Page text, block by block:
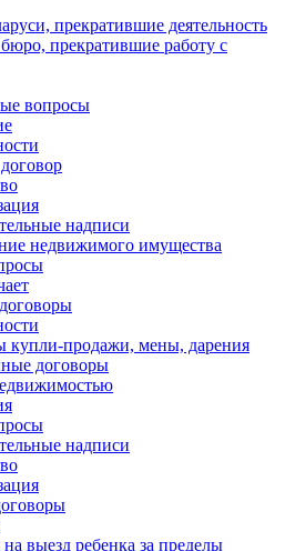
прекратившие деятельность
прекратившие работу с
вопросы
надписи
недвижимого имущества
купли-продажи, мены, дарения
договоры
надписи
выезд ребенка за пределы